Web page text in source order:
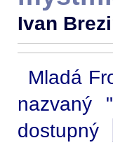
Ivan
Mladá
nazvaný
dostupný